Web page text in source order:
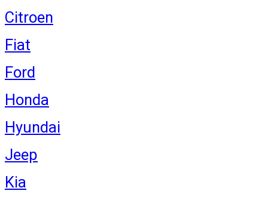
Citroen
Fiat
Ford
Honda
Hyundai
Jeep
Kia